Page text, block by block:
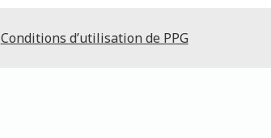
Conditions d’utilisation de PPG